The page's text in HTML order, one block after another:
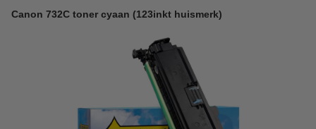
Canon 732C toner cyaan (123inkt huismerk)